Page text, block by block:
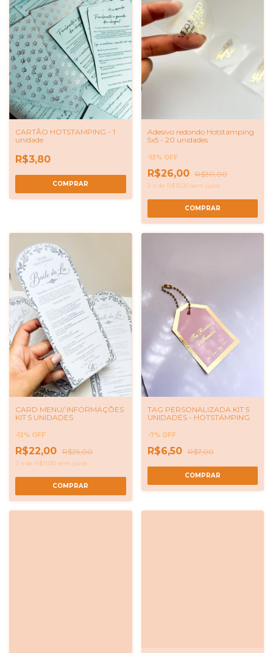
CARTÃO HOTSTAMPING - 1
unidade
R$3,80
Adesivo redondo Hotstamping
5x5 - 20 unidades
-13% OFF
R$26,00 R$30,00
2 x de R$13,00 sem juros
CARD MENU/ INFORMAÇÕES
KIT 5 UNIDADES
-12% OFF
R$22,00 R$25,00
2 x de R$11,00 sem juros
COMPRAR
TAG PERSONALIZADA KIT 5
UNIDADES - HOTSTAMPING
-7% OFF
R$6,50 R$7,00